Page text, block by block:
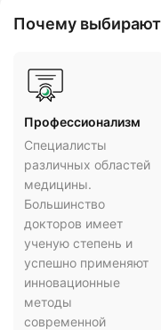
Почему
Профессионализм
Специалисты
различных областей
медицины.
Большинство
докторов имеет
ученую степень и
успешно применяют
инновационные
методы
современной